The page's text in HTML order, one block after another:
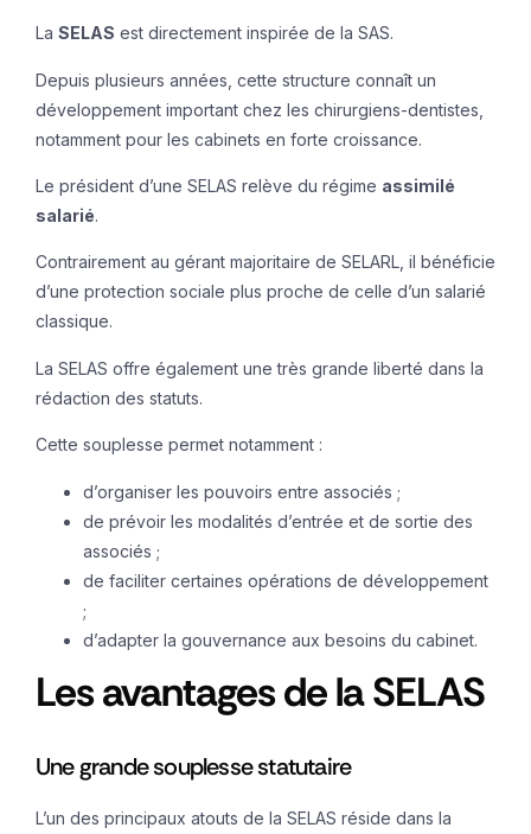
La SELAS est directement inspirée de la SAS.
Depuis plusieurs années, cette structure connaît un
développement important chez les chirurgiens-dentistes,
notamment pour les cabinets en forte croissance.
Le président d’une SELAS relève du régime assimilé
salarié.
Contrairement au gérant majoritaire de SELARL, il bénéficie
d’une protection sociale plus proche de celle d’un salarié
classique.
La SELAS offre également une très grande liberté dans la
rédaction des statuts.
Cette souplesse permet notamment :
d’organiser les pouvoirs entre associés ;
de prévoir les modalités d’entrée et de sortie des
associés ;
de faciliter certaines opérations de développement
;
d’adapter la gouvernance aux besoins du cabinet.
Les avantages de la SELAS
Une grande souplesse statutaire
L’un des principaux atouts de la SELAS réside dans la